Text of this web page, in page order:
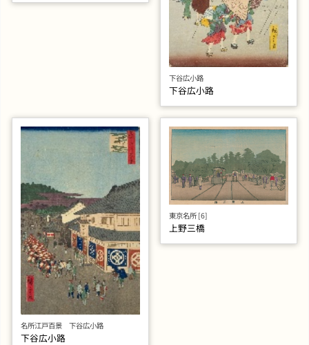
下谷広小路
下谷広小路
名所江戸百景 下谷広小路
下谷広小路
東京名所 [6]
上野三橋